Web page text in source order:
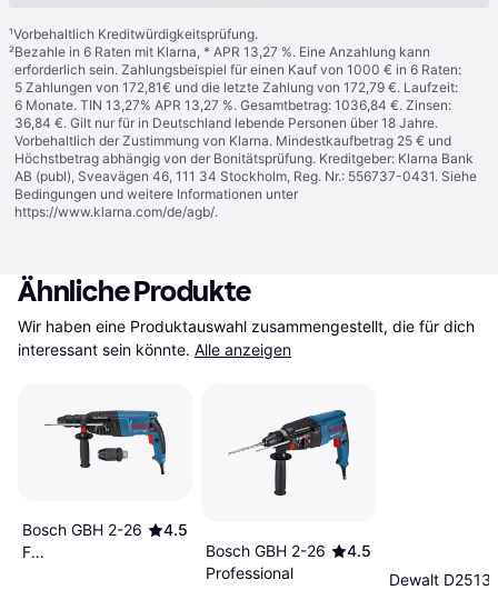
¹Vorbehaltlich Kreditwürdigkeitsprüfung.
²Bezahle in 6 Raten mit Klarna, * APR 13,27 %. Eine Anzahlung kann
erforderlich sein. Zahlungsbeispiel für einen Kauf von 1000 € in 6 Raten:
5 Zahlungen von 172,81€ und die letzte Zahlung von 172,79 €. Laufzeit:
6 Monate. TIN 13,27% APR 13,27 %. Gesamtbetrag: 1036,84 €. Zinsen:
36,84 €. Gilt nur für in Deutschland lebende Personen über 18 Jahre.
Vorbehaltlich der Zustimmung von Klarna. Mindestkaufbetrag 25 € und
Höchstbetrag abhängig von der Bonitätsprüfung. Kreditgeber: Klarna Bank
AB (publ), Sveavägen 46, 111 34 Stockholm, Reg. Nr.: 556737-0431. Siehe
Bedingungen und weitere Informationen unter
https://www.klarna.com/de/agb/.
Ähnliche Produkte
Wir haben eine Produktauswahl zusammengestellt, die für dich
interessant sein könnte. Alle anzeigen
Bosch GBH 2-26
F
4.5
Bosch GBH 2-26
Professional
4.5
Dewalt